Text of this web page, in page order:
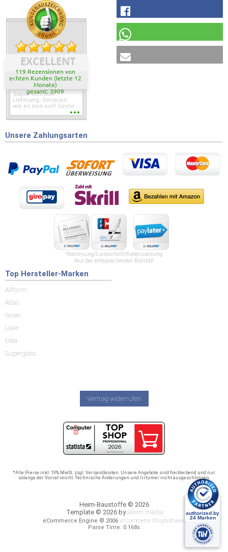
EXCELLENT
119 Rezensionen von
echten Kunden (letzte 12
Monate)
gesamt: 3909
Super schnelle
Lieferung. Genauso
wie es sein soll! Gerne
wieder wenn ich was
Unsere Zahlungsarten
*Rechnung/Lastschrift/Ratenzahlung
Nur bei entsprechender Bonität!
Top Hersteller-Marken
Allform
Atlas
Isover
Laier
Mea
Superglass
Vertrag widerrufen
*Alle Preise inkl. 19% MwSt. zzgl. Versandkosten. Unsere Angebote sind freibleibend und nur
solange der Vorrat reicht. Technische Änderungen und Irrtümer nicht ausgeschlossen.
Heim-Baustoffe © 2026
Template © 2026 byalkim media
eCommerce Engine © 2006 xt:Commerce Shopsoftware
Parse Time: 0.168s